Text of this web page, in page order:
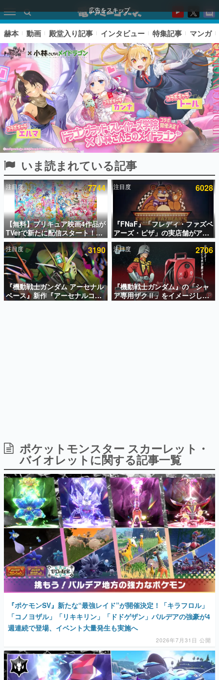
広告をスキップ
ピックアップ
電ファミのいま読まれている記事ランキング
アプリセール情報
インタビュー
連載・特集一覧
殿堂入り記事
SNS拡散数が数千以上！ ページビュー数万以上！ などな
ど。多くの人々に読まれた、電ファミ渾身の“殿堂入り”記
事をまとめました。
日本のコンテンツ産業やカルチャーに与えた影響を探る企
画です。
日本モバイルゲーム産業史
日本のモバイルゲーム史における主要なトピック・タイト
ルを網羅するほか、開発者へのインタビューや識者による
解説を掲載。約20年の歴史が一望できる決定版！
若ゲのいたり〜ゲームクリエイターの青春〜
『うつヌケ』『ペンと箸』等で知られるマンガ家・田中圭
一先生によるゲーム業界レポートマンガです。
なんでゲームは面白い？
ゲーム開発者・hamatsu氏がゲームの魅力を画面や操作の
具体的な形から解き明かしていく、硬派で骨太な評論連載
です。
ゲームが変えた日本語
の起源や用法の変遷を、コンピューター文化史研究家・タ
イニーP氏が徹底調査。
カテゴリ
特集記事
マンガ
赫本 動画 殿堂入り記事 インタビュー 特集記事 マンガ
いま読まれている記事
注目度 7744
【無料】プリキュア映画4作品が
TVerで新たに配信スタート！な
んと2018年～2024年の映画ほぼ
すべてが見放題に、ぶっちゃけ
ありえないラインナップ
注目度 6028
『FNaF』「フレディ・ファズベ
アーズ・ピザ」の実店舗がアメ
リカの商業施設「American
Dream」に2027年オープン！
ScottGamesとの共同開発、食
事だけでなくステージショーや
没入型のホラー体験も楽しめる
注目度 3190
『機動戦士ガンダム アーセナル
ベース』新作『アーセナルコマ
ンダー』発表！8月28日からオ
注目度 2706
『機動戦士ガンダム』の「シャ
ア専用ザクⅡ」をイメージした
散水ホースリールが予約開始。
ポケットモンスター スカーレット・
バイオレットに関する記事一覧
『ポケモンSV』新たな“最強レイド”が開催決定！「キラフロル」
「コノヨザル」「リキキリン」「ドドゲザン」パルデアの強豪が4
週連続で登場、イベント大量発生も実施へ
2026年7月31日 公開